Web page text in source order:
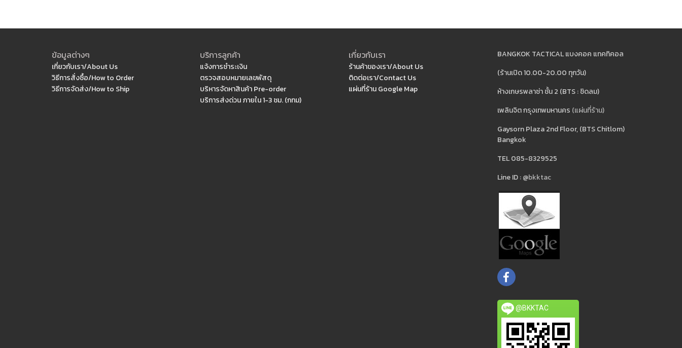
ข้อมูลต่างๆ
เกี่ยวกับเรา/About Us
วิธีการสั่งซื้อ/How to Order
วิธีการจัดส่ง/How to Ship
บริการลูกค้า
แจ้งการชำระเงิน
ตรวจสอบหมายเลขพัสดุ
บริหารจัดหาสินค้า Pre-order
บริการส่งด่วน ภายใน 1-3 ชม. (กทม)
เกี่ยวกับเรา
ร้านค้าของเรา/About Us
ติดต่อเรา/Contact Us
แผ่นที่ร้าน Google Map
BANGKOK TACTICAL แบงคอค แทคทิคอล
(ร้านเปิด 10.00-20.00 ทุกวัน)
ห้างเกษรพลาซ่า ชั้น 2 (BTS : ชิดลม)
เพลินจิต กรุงเทพมหานคร (แผ่นที่ร้าน)
Gaysorn Plaza 2nd Floor, (BTS Chitlom)
Bangkok
TEL 085-8329525
Line ID :@bkktac
@BKKTAC